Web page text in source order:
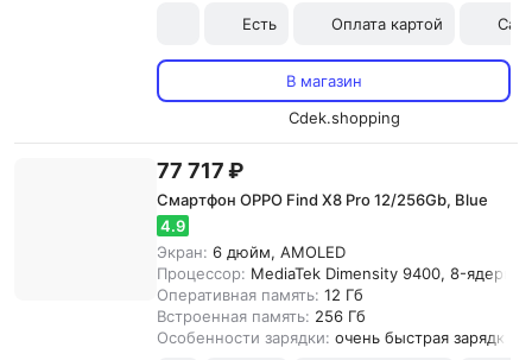
Есть Оплата картой
В магазин
Cdek.shopping
77 717 ₽
Смартфон OPPO Find X8 Pro 12/256Gb, Blue
4.9
Экран: 6 дюйм, AMOLED
Процессор: MediaTek Dimensity 9400, 8-
Оперативная память: 12 Гб
Встроенная память: 256 Гб
Особенности зарядки: очень быстрая зарядка